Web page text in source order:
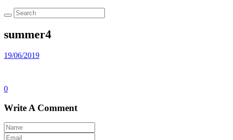
summer4
19/06/2019
0
Write A Comment